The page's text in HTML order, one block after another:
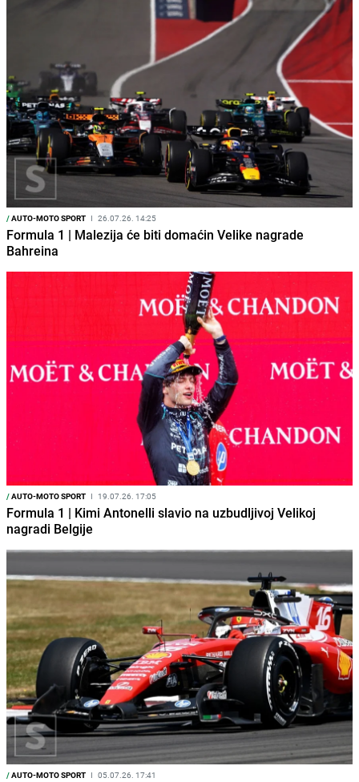
/AUTO-MOTO SPORT I 26.07.26. 14:25
Formula 1 | Malezija će biti domaćin Velike nagrade
Bahreina
/AUTO-MOTO SPORT I 19.07.26. 17:05
Formula 1 | Kimi Antonelli slavio na uzbudljivoj Velikoj
nagradi Belgije
/AUTO-MOTO SPORT I 05.07.26. 17:41